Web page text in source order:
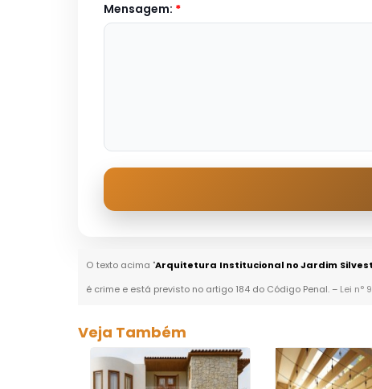
Mensagem: *
O texto acima "Arquitetura Institucional no Jardim
é crime e está previsto no artigo 184 do Código Penal. – Lei n°
Veja Também